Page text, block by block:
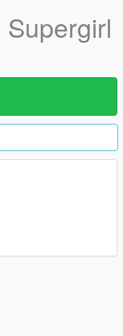
Supergirl